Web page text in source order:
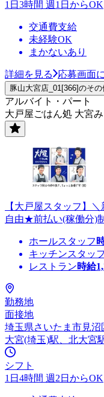
1日3時間 週1日からOK
交通費支給
未経験OK
まかないあり
詳細を見る 応募画面
豚山大宮店_01[366]のそ
アルバイト・パート
大戸屋ごはん処 大宮
【大戸屋スタッフ】
自由★前払い(稼働分)
ホールスタッフ
キッチンスタッフ
レストラン時給
勤務地
面接地
埼玉県さいたま市見沼
大宮(埼玉)駅、北大宮
シフト
1日4時間 週2日からOK